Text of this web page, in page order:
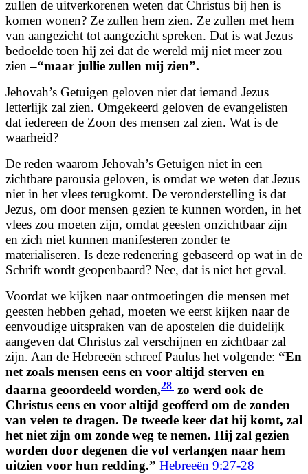
zullen de uitverkorenen weten dat Christus bij hen is
komen wonen? Ze zullen hem zien. Ze zullen met hem
van aangezicht tot aangezicht spreken. Dat is wat Jezus
bedoelde toen hij zei dat de wereld mij niet meer zou
zien–“maar jullie zullen mij zien”.
Jehovah’s Getuigen geloven niet dat iemand Jezus
letterlijk zal zien. Omgekeerd geloven de evangelisten
dat iedereen de Zoon des mensen zal zien. Wat is de
waarheid?
De reden waarom Jehovah’s Getuigen niet in een
zichtbare parousia geloven, is omdat we weten dat Jezus
niet in het vlees terugkomt. De veronderstelling is dat
Jezus, om door mensen gezien te kunnen worden, in het
vlees zou moeten zijn, omdat geesten onzichtbaar zijn
en zich niet kunnen manifesteren zonder te
materialiseren. Is deze redenering gebaseerd op wat in de
Schrift wordt geopenbaard? Nee, dat is niet het geval.
Voordat we kijken naar ontmoetingen die mensen met
geesten hebben gehad, moeten we eerst kijken naar de
eenvoudige uitspraken van de apostelen die duidelijk
aangeven dat Christus zal verschijnen en zichtbaar zal
zijn. Aan de Hebreeën schreef Paulus het volgende: “En
net zoals mensen eens en voor altijd sterven en
daarna geoordeeld worden,28 zo werd ook de
Christus eens en voor altijd geofferd om de zonden
van velen te dragen. De tweede keer dat hij komt, zal
het niet zijn om zonde weg te nemen. Hij zal gezien
worden door degenen die vol verlangen naar hem
uitzien voor hun redding.” Hebreeën 9:27-28